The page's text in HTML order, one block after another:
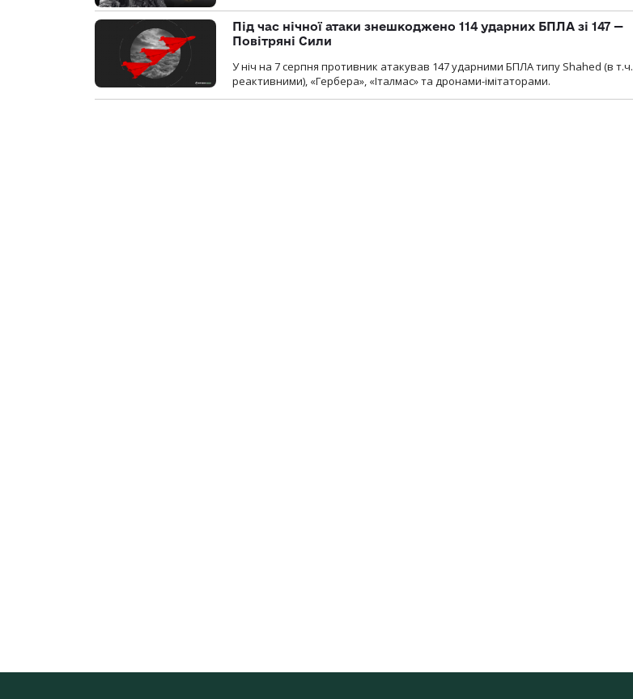
Під час нічної атаки знешкоджено 114 ударних БПЛА зі 147 —
Повітряні Сили
У ніч на 7 серпня противник атакував 147 ударними БПЛА типу Shahed (в т.ч.
реактивними), «Гербера», «Італмас» та дронами-імітаторами.